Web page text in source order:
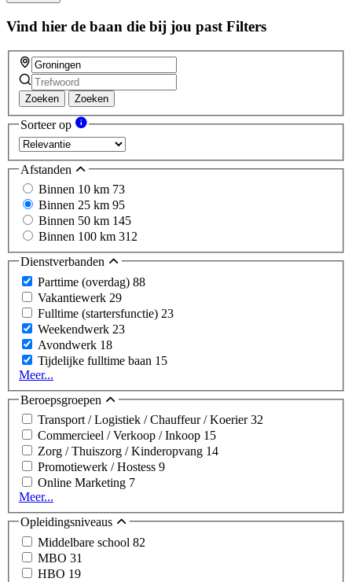
Vind hier de baan die bij jou past Filters
Zoeken Zoeken
Sorteer op
Afstanden
Binnen 10 km 73
Binnen 25 km 95
Binnen 50 km 145
Binnen 100 km 312
Dienstverbanden
Parttime (overdag) 88
Vakantiewerk 29
Fulltime (startersfunctie) 23
Weekendwerk 23
Avondwerk 18
Tijdelijke fulltime baan 15
Meer...
Beroepsgroepen
Transport / Logistiek / Chauffeur / Koerier32
Commercieel / Verkoop / Inkoop 15
Zorg / Thuiszorg / Kinderopvang 14
Promotiewerk / Hostess 9
Online Marketing 7
Meer...
Opleidingsniveaus
Middelbare school 82
MBO 31
HBO 19